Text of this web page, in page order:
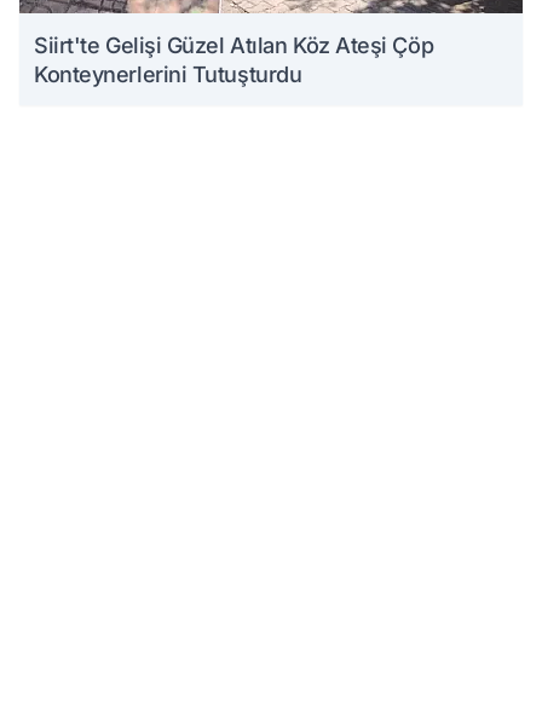
Siirt'te Gelişi Güzel Atılan Köz Ateşi Çöp
Konteynerlerini Tutuşturdu